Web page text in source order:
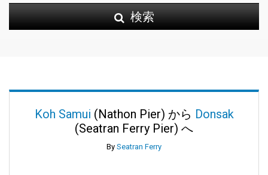
検索
Koh Samui (Nathon Pier) から Donsak
(Seatran Ferry Pier) へ
By Seatran Ferry